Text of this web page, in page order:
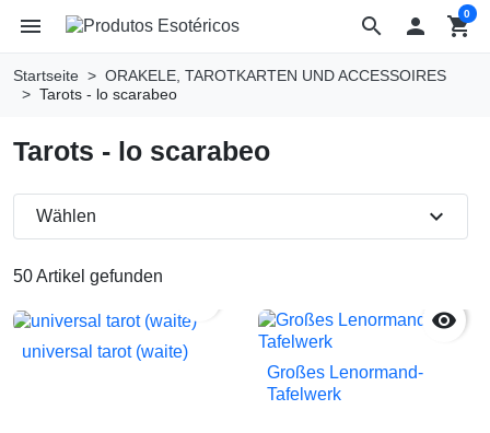
search
menu  shopping_cart
0
Startseite
ORAKELE, TAROTKARTEN UND ACCESSOIRES
Tarots - lo scarabeo
Tarots - lo scarabeo
50 Artikel gefunden
Wählen expand_more
universal tarot (waite)

Großes Lenormand-
Tafelwerk